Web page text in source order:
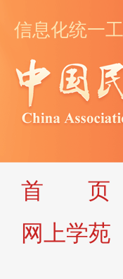
信息化统一
首 页
网上学苑